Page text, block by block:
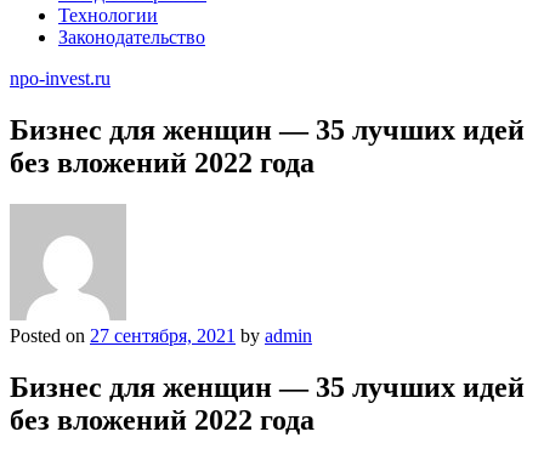
Технологии
Законодательство
npo-invest.ru
Бизнес для женщин — 35 лучших идей
без вложений 2022 года
Posted on 27 сентября, 2021 by admin
Бизнес для женщин — 35 лучших идей
без вложений 2022 года